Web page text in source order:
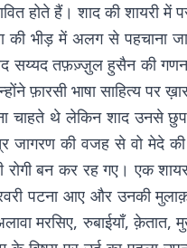
हैं। शाद की शायरी में
की भीड़ में अलग से पहचाना
सय्यद तफ़ज़्ज़ुल हुसैन की
फ़ारसी भाषा साहित्य पर
चाहते थे लेकिन शाद उनसे
जागरण की वजह से वो मेदे
रोगी बन कर रह गए। एक
पटना आए और उनकी
मरसिए, रुबाईयाँ,